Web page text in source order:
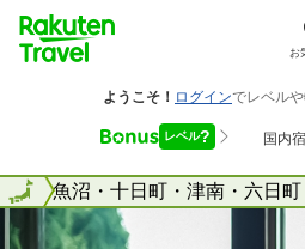
お
県 魚沼・十日町・津南・六日
全国